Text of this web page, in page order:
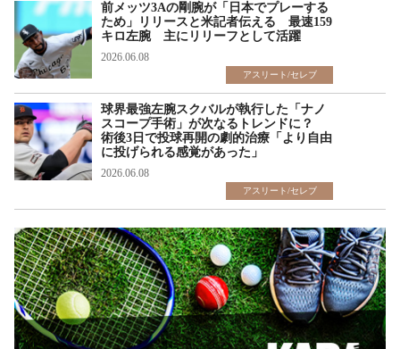
前メッツ3Aの剛腕が「日本でプレーする
ため」リリースと米記者伝える 最速159
キロ左腕 主にリリーフとして活躍
2026.06.08
アスリート/セレブ
球界最強左腕スクバルが執行した「ナノ
スコープ手術」が次なるトレンドに？
術後3日で投球再開の劇的治療「より自由
に投げられる感覚があった」
2026.06.08
アスリート/セレブ